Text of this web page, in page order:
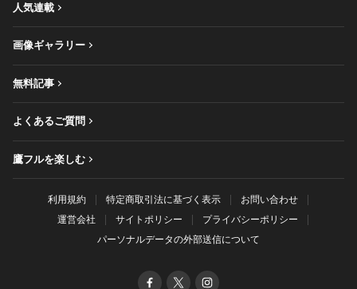
人気連載
画像ギャラリー
無料記事
よくあるご質問
鷹フルを楽しむ
利用規約 特定商取引法に基づく表示
お問い合わせ
運営会社
サイトポリシー
プライバシーポリシー
パーソナルデータの外部送信について